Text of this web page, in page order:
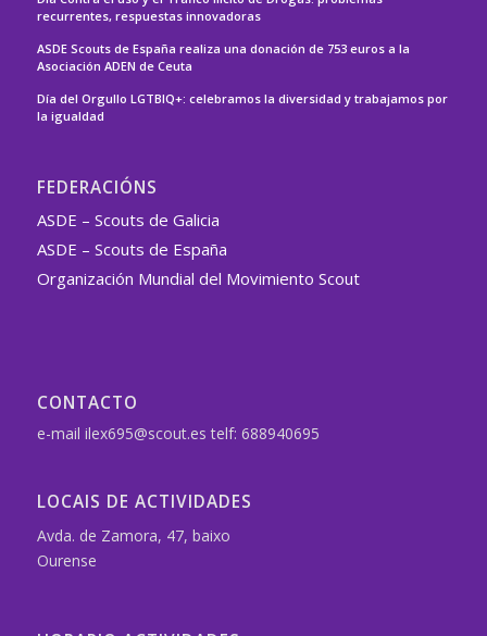
recurrentes, respuestas innovadoras
ASDE Scouts de España realiza una donación de 753 euros a la
Asociación ADEN de Ceuta
Día del Orgullo LGTBIQ+: celebramos la diversidad y trabajamos por
la igualdad
FEDERACIÓNS
ASDE – Scouts de Galicia
ASDE – Scouts de España
Organización Mundial del Movimiento Scout
CONTACTO
e-mail ilex695@scout.es telf: 688940695
LOCAIS DE ACTIVIDADES
Avda. de Zamora, 47, baixo
Ourense